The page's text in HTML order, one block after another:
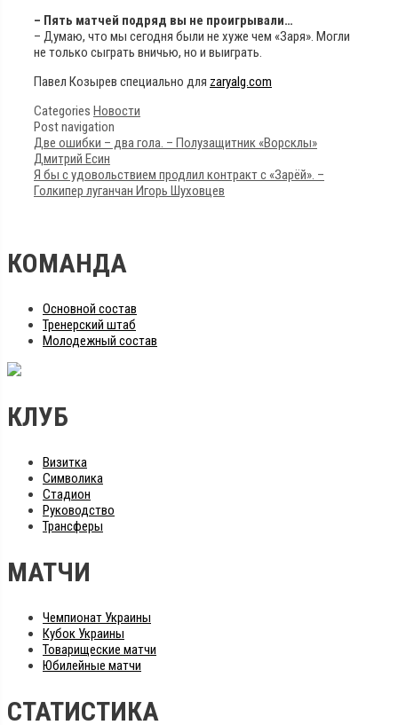
– Пять матчей подряд вы не проигрывали…
– Думаю, что мы сегодня были не хуже чем «Заря». Могли
не только сыграть вничью, но и выиграть.
Павел Козырев специально для zaryalg.com
Categories Новости
Post navigation
Две ошибки – два гола. – Полузащитник «Ворсклы»
Дмитрий Есин
Я бы с удовольствием продлил контракт с «Зарёй». –
Голкипер луганчан Игорь Шуховцев
КОМАНДА
Основной состав
Тренерский штаб
Молодежный состав
КЛУБ
Визитка
Символика
Стадион
Руководство
Трансферы
МАТЧИ
Чемпионат Украины
Кубок Украины
Товарищеские матчи
Юбилейные матчи
СТАТИСТИКА